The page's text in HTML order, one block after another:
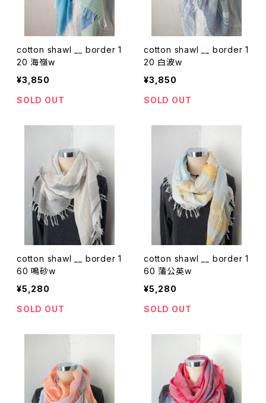
cotton shawl __ border 1
20 海嶺w
¥3,850
SOLD OUT
cotton shawl __ border 1
20 白波w
¥3,850
SOLD OUT
cotton shawl __ border 1
60 鳴砂w
¥5,280
SOLD OUT
cotton shawl __ border 1
60 蒲公英w
¥5,280
SOLD OUT